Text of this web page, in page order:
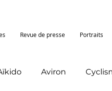
Revue de presse Portraits
Aviron